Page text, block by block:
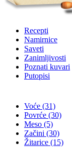
Recepti
Namirnice
Saveti
Zanimljivosti
Poznati kuvari
Putopisi
Voće (31)
Povrće (30)
Meso (5)
Začini (30)
Žitarice (15)